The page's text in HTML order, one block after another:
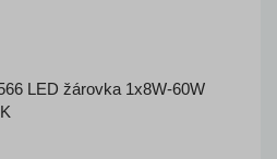
LED žárovka 1x8W-60W